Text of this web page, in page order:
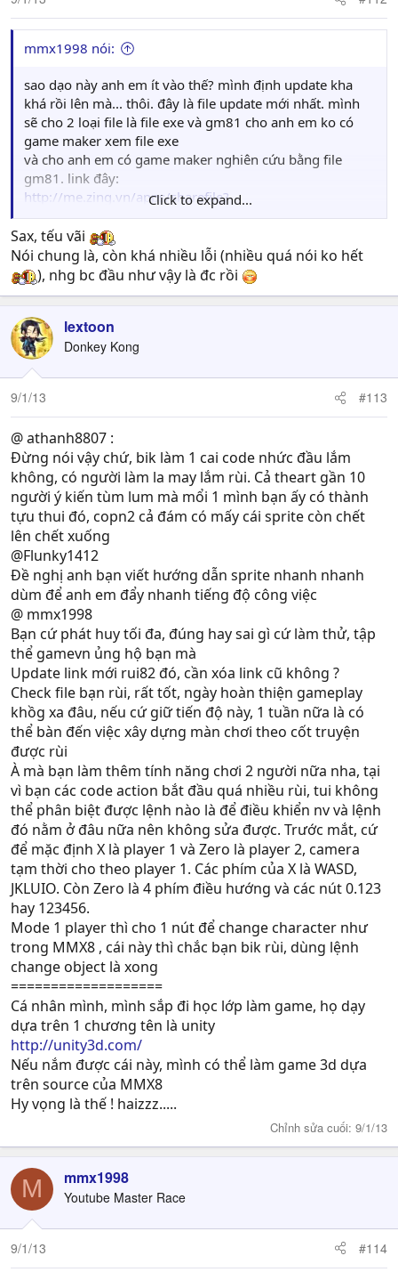
mmx1998 nói:
sao dạo này anh em ít vào thế? mình định update kha
khá rồi lên mà... thôi. đây là file update mới nhất. mình
sẽ cho 2 loại file là file exe và gm81 cho anh em ko có
game maker xem file exe
và cho anh em có game maker nghiên cứu bằng file
gm81. link đây:
http://me.zing.vn/apps/sharefile?
params=/download/downloadfile/file/MjY2Nys0MzU5NjI
5Nw==
Click to expand...
Sax, tếu vãi
Nói chung là, còn khá nhiều lỗi (nhiều quá nói ko hết
), nhg bc đầu như vậy là đc rồi
lextoon
Donkey Kong
9/1/13 #113
@ athanh8807 :
Đừng nói vậy chứ, bik làm 1 cai code nhức đầu lắm
không, có người làm la may lắm rùi. Cả theart gần 10
người ý kiến tùm lum mà mổi 1 mình bạn ấy có thành
tựu thui đó, copn2 cả đám có mấy cái sprite còn chết
lên chết xuống
@Flunky1412
Đề nghị anh bạn viết hướng dẫn sprite nhanh nhanh
dùm để anh em đẩy nhanh tiếng độ công việc
@ mmx1998
Bạn cứ phát huy tối đa, đúng hay sai gì cứ làm thử, tập
thể gamevn ủng hộ bạn mà
Update link mới rui82 đó, cần xóa link cũ không ?
Check file bạn rùi, rất tốt, ngày hoàn thiện gameplay
khồg xa đâu, nếu cứ giữ tiến độ này, 1 tuần nữa là có
thể bàn đến việc xây dựng màn chơi theo cốt truyện
được rùi
À mà bạn làm thêm tính năng chơi 2 người nữa nha, tại
vì bạn các code action bắt đầu quá nhiều rùi, tui không
thể phân biệt được lệnh nào là để điều khiển nv và lệnh
đó nằm ở đâu nữa nên không sửa được. Trước mắt, cứ
để mặc định X là player 1 và Zero là player 2, camera
tạm thời cho theo player 1. Các phím của X là WASD,
JKLUIO. Còn Zero là 4 phím điều hướng và các nút 0.123
hay 123456.
Mode 1 player thì cho 1 nút để change character như
trong MMX8 , cái này thì chắc bạn bik rùi, dùng lệnh
change object là xong
===================
Cá nhân mình, mình sắp đi học lớp làm game, họ dạy
dựa trên 1 chương tên là unity
http://unity3d.com/
Nếu nắm được cái này, mình có thể làm game 3d dựa
trên source của MMX8
Hy vọng là thế ! haizzz.....
Chỉnh sửa cuối: 9/1/13
M mmx1998
Youtube Master Race
9/1/13 #114